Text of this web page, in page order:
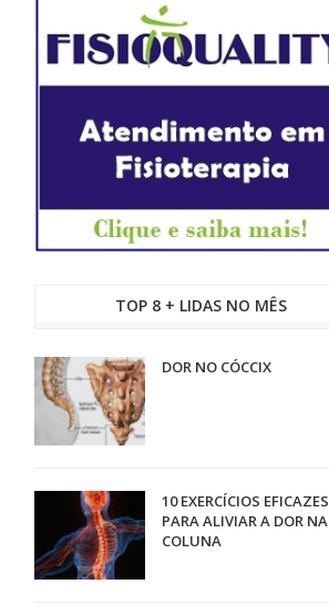
TOP 8 + LIDAS NO MÊS
DOR NO CÓCCIX
10 EXERCÍCIOS EFICAZES
PARA ALIVIAR A DOR NA
COLUNA